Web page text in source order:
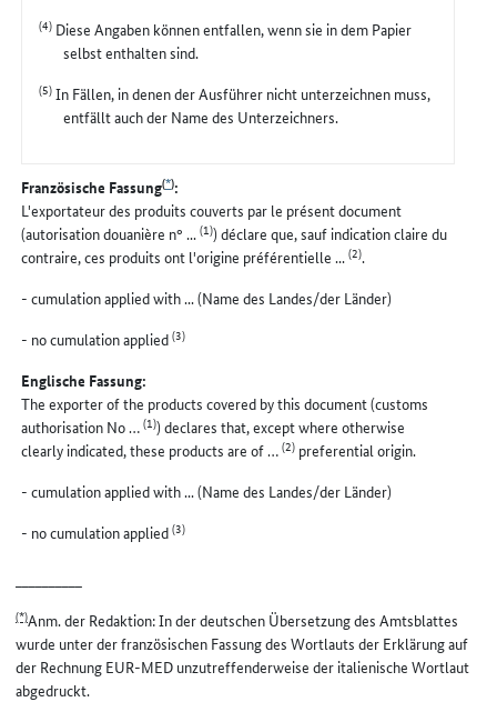
(4) Diese Angaben können entfallen, wenn sie in dem Papier
selbst enthalten sind.
(5)In Fällen, in denen der Ausführer nicht unterzeichnen muss,
entfällt auch der Name des Unterzeichners.
Französische Fassung(*):
L'exportateur des produits couverts par le présent document
(autorisation douanière n° ...(1)) déclare que, sauf indication claire du
contraire, ces produits ont l'origine préférentielle ...(2).
- cumulation applied with ... (Name des Landes/der Länder)
- no cumulation applied(3)
Englische Fassung:
The exporter of the products covered by this document (customs
authorisation No …(1)) declares that, except where otherwise
clearly indicated, these products are of …(2) preferential origin.
- cumulation applied with ... (Name des Landes/der Länder)
- no cumulation applied(3)
(*)Anm. der Redaktion: In der deutschen Übersetzung des Amtsblattes
wurde unter der französischen Fassung des Wortlauts der Erklärung auf
der Rechnung EUR-MED unzutreffenderweise der italienische Wortlaut
abgedruckt.